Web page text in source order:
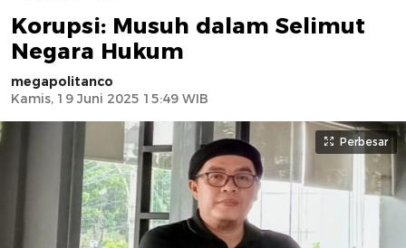
Korupsi: Musuh dalam Selimut
Negara Hukum
megapolitanco
Kamis, 19 Juni 2025 15:49 WIB
Perbesar